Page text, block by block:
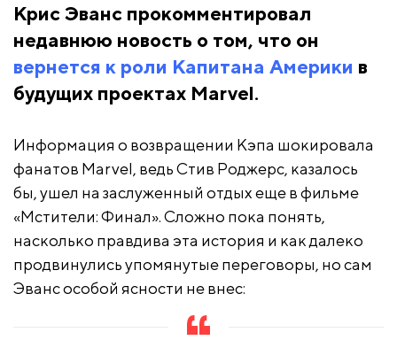
Крис Эванс прокомментировал
недавнюю новость о том, что он
вернется к роли Капитана Америки в
будущих проектах Marvel.
Информация о возвращении Кэпа шокировала
фанатов Marvel, ведь Стив Роджерс, казалось
бы, ушел на заслуженный отдых еще в фильме
«Мстители: Финал». Сложно пока понять,
насколько правдива эта история и как далеко
продвинулись упомянутые переговоры, но сам
Эванс особой ясности не внес: